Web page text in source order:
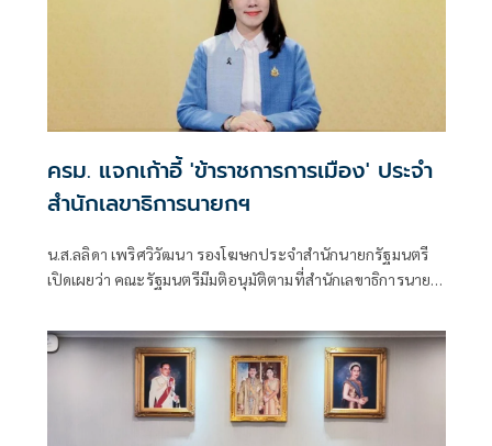
ครม. แจกเก้าอี้ 'ข้าราชการการเมือง' ประจำ
สำนักเลขาธิการนายกฯ
น.ส.ลลิดา เพริศวิวัฒนา รองโฆษกประจำสำนักนายกรัฐมนตรี
เปิดเผยว่า คณะรัฐมนตรีมีมติอนุมัติตามที่สำนักเลขาธิการนายก
ศิลปะรายะ และนางสาวพิชฎาภา อายุวัฒน์ ให้ดำรงตำแหน่ง
ข้าราชการการเมือง ตำแหน่งประจำสำนักเลขาธิการนายก
รัฐมนตรี ทั้งนี้ ตั้งแต่วันที่ 27 กรกฎาคม 2569 เป็นต้นไป